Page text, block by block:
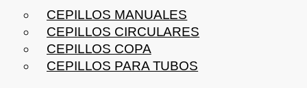
CEPILLOS MANUALES
CEPILLOS CIRCULARES
CEPILLOS COPA
CEPILLOS PARA TUBOS